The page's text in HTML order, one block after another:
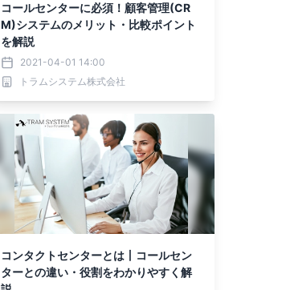
コールセンターに必須！顧客管理(CR
M)システムのメリット・比較ポイント
を解説
2021-04-01 14:00
トラムシステム株式会社
コンタクトセンターとは丨コールセン
ターとの違い・役割をわかりやすく解